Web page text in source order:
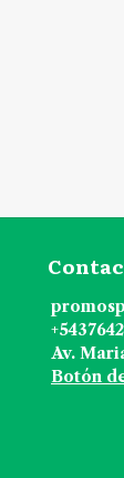
Av.
Botón